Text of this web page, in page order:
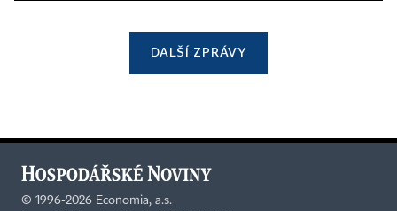
DALŠÍ ZPRÁVY
© 1996-2026 Economia, a.s.